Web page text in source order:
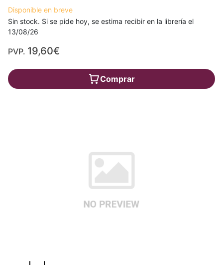
Disponible en breve
Sin stock. Si se pide hoy, se estima recibir en la librería el
13/08/26
PVP. 19,60€
Comprar